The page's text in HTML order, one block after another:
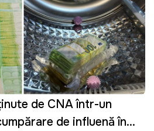
de CNA într-un
de influență în